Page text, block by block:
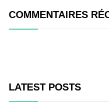
COMMENTAIRES
LATEST POSTS